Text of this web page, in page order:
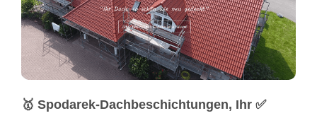
🥇 Spodarek-Dachbeschichtungen, Ihr ✅